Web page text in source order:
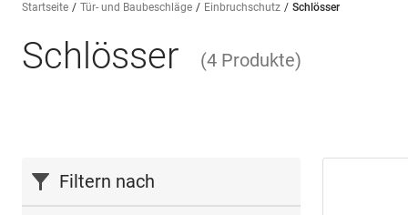
Sprache wählen (DE)
Startseite Tür- und Baubeschläge Einbruchschutz Schlösser
Schlösser (4 Produkte)
Filtern nach